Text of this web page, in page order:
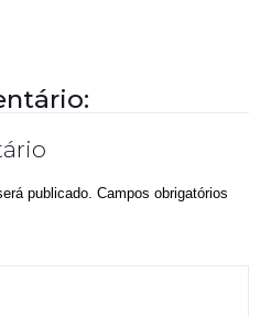
publicado. Campos obrigatórios